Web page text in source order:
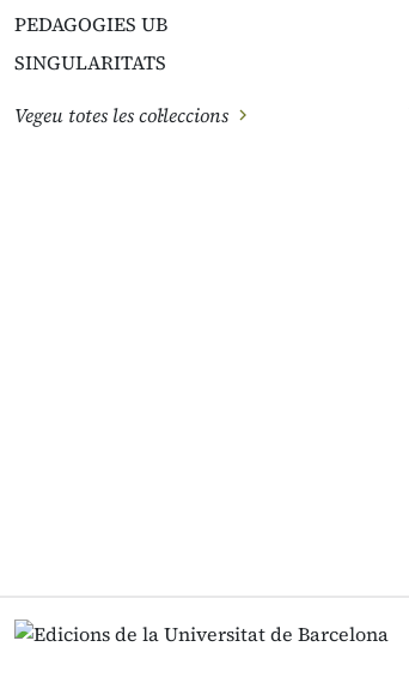
PEDAGOGIES UB
SINGULARITATS
Vegeu totes les col·leccions